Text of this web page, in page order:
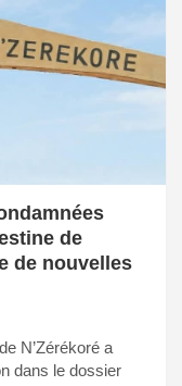
de
de nouvelles
N’Zérékoré a
dans le dossier